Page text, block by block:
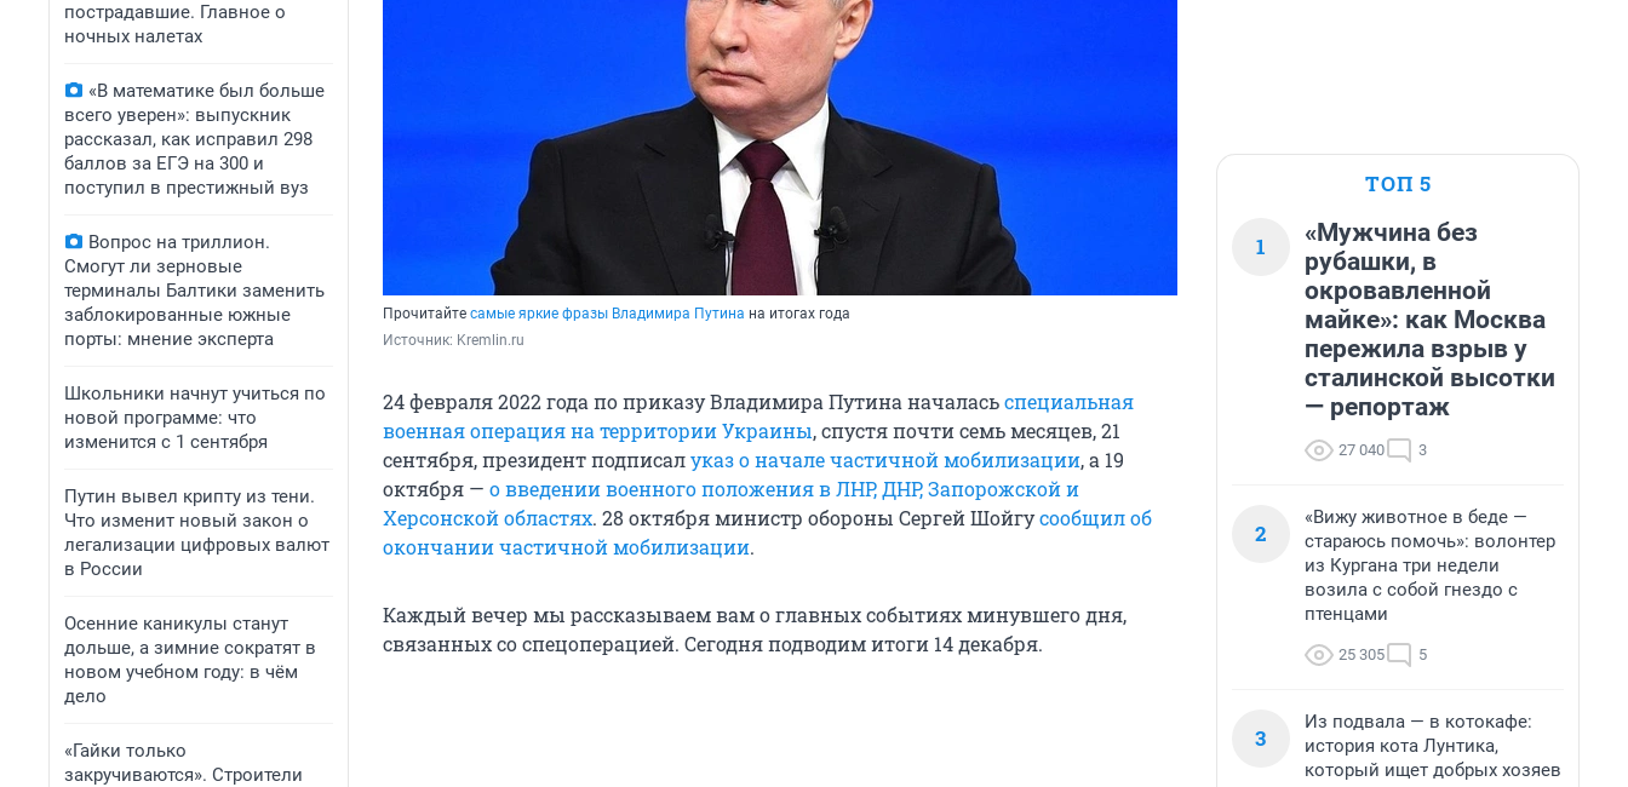
пострадавшие. Главное о
ночных налетах
«В математике был больше
всего уверен»: выпускник
рассказал, как исправил 298
баллов за ЕГЭ на 300 и
поступил в престижный вуз
Вопрос на триллион.
Смогут ли зерновые
терминалы Балтики заменить
заблокированные южные
порты: мнение эксперта
Школьники начнут учиться по
новой программе: что
изменится с 1 сентября
Путин вывел крипту из тени.
Что изменит новый закон о
легализации цифровых валют
в России
Осенние каникулы станут
дольше, а зимние сократят в
новом учебном году: в чём
дело
«Гайки только
закручиваются». Строители
Прочитайте самые яркие фразы Владимира Путина на итогах года
Источник: Kremlin.ru
24 февраля 2022 года по приказу Владимира Путина началасьспециальная
военная операция на территории Украины, спустя почти семь месяцев, 21
сентября, президент подписалуказ о начале частичной мобилизации, а 19
октября — о введении военного положения в ЛНР, ДНР, Запорожской и
Херсонской областях. 28 октября министр обороны Сергей Шойгусообщил об
окончании частичной мобилизации.
Каждый вечер мы рассказываем вам о главных событиях минувшего дня,
связанных со спецоперацией. Сегодня подводим итоги 14 декабря.
ТОП 5
1
«Мужчина без
рубашки, в
окровавленной
майке»: как Москва
пережила взрыв у
сталинской высотки
— репортаж
27 040 3
2
«Вижу животное в беде —
стараюсь помочь»: волонтер
из Кургана три недели
возила с собой гнездо с
птенцами
25 305 5
3
Из подвала — в котокафе:
история кота Лунтика,
который ищет добрых хозяев